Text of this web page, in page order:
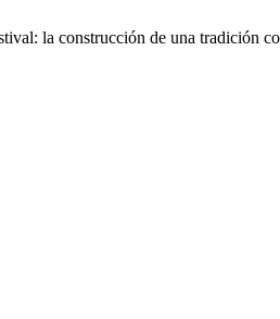
la construcción de una tradición